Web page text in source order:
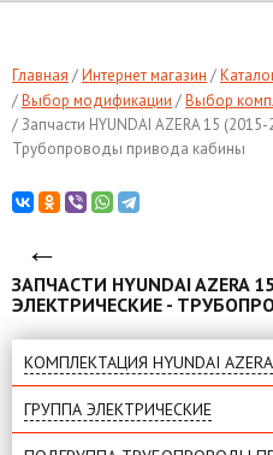
Главная Интернет магазин
Выбор модификации
Выбор
Запчасти HYUNDAI AZERA 15
Трубопроводы привода кабины
←
ЗАПЧАСТИ HYUNDAI AZERA
ЭЛЕКТРИЧЕСКИЕ -
КОМПЛЕКТАЦИЯ HYUNDAI
ГРУППА ЭЛЕКТРИЧЕСКИЕ